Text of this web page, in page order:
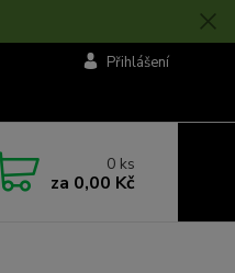
Přihlášení
0 ks
za 0,00 Kč